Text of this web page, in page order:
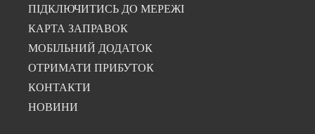
ПІДКЛЮЧИТИСЬ ДО МЕРЕЖІ
КАРТА ЗАПРАВОК
МОБІЛЬНИЙ ДОДАТОК
ОТРИМАТИ ПРИБУТОК
КОНТАКТИ
НОВИНИ